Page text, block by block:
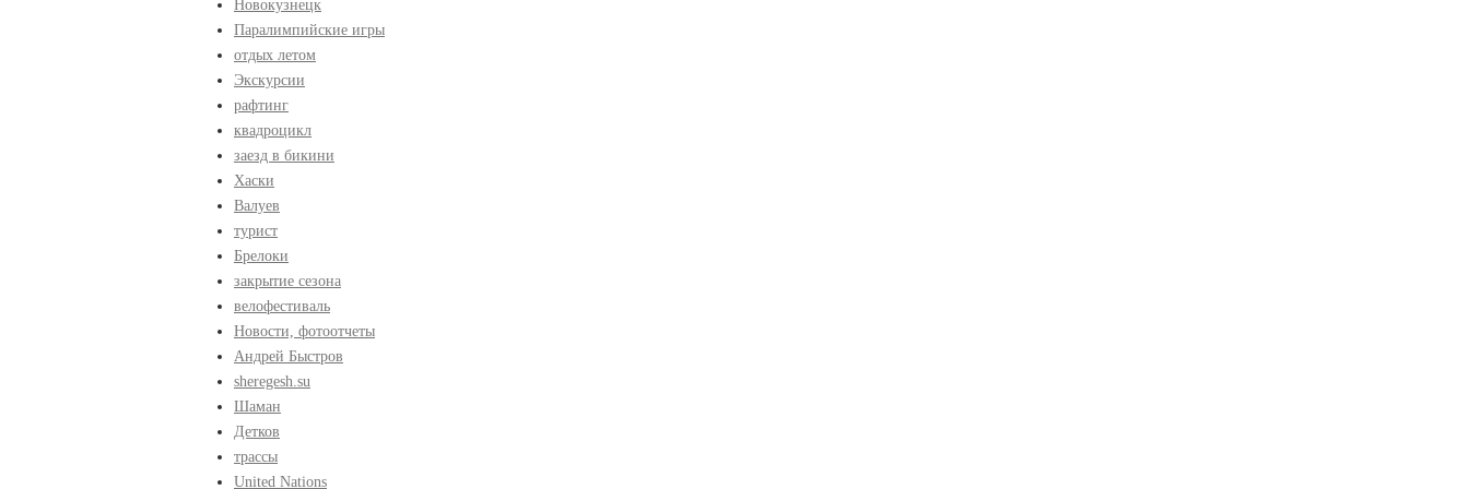
Новокузнецк
Паралимпийские игры
отдых летом
Экскурсии
рафтинг
квадроцикл
заезд в бикини
Хаски
Валуев
турист
Брелоки
закрытие сезона
велофестиваль
Новости, фотоотчеты
Андрей Быстров
sheregesh.su
Шаман
Детков
трассы
United Nations